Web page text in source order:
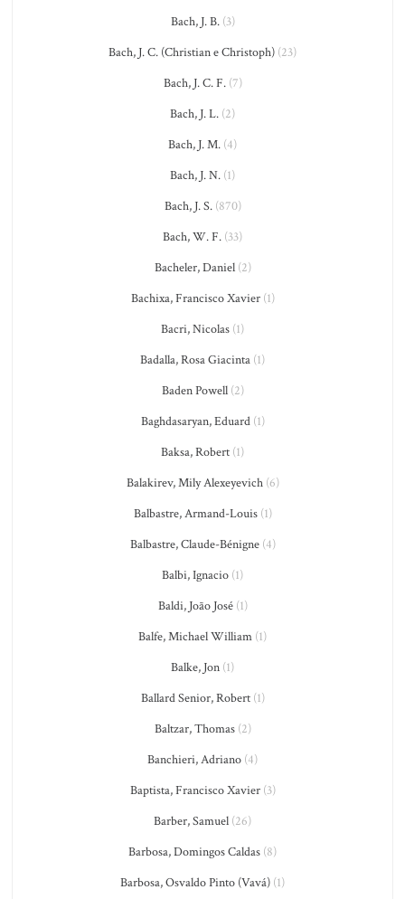
Bach, J. B.(3)
Bach, J. C. (Christian e Christoph) (23)
Bach, J. C. F.(7)
Bach, J. L. (2)
Bach, J. M. (4)
Bach, J. N. (1)
Bach, J. S.(870)
Bach, W. F. (33)
Bacheler, Daniel(2)
Bachixa, Francisco Xavier(1)
Bacri, Nicolas (1)
Badalla, Rosa Giacinta (1)
Baden Powell(2)
Baghdasaryan, Eduard(1)
Baksa, Robert (1)
Balakirev, Mily Alexeyevich(6)
Balbastre, Armand-Louis(1)
Balbastre, Claude-Bénigne(4)
Balbi, Ignacio (1)
Baldi, João José(1)
Balfe, Michael William (1)
Balke, Jon (1)
Ballard Senior, Robert(1)
Baltzar, Thomas(2)
Banchieri, Adriano (4)
Baptista, Francisco Xavier(3)
Barber, Samuel (26)
Barbosa, Domingos Caldas (8)
Barbosa, Osvaldo Pinto (Vavá) (1)